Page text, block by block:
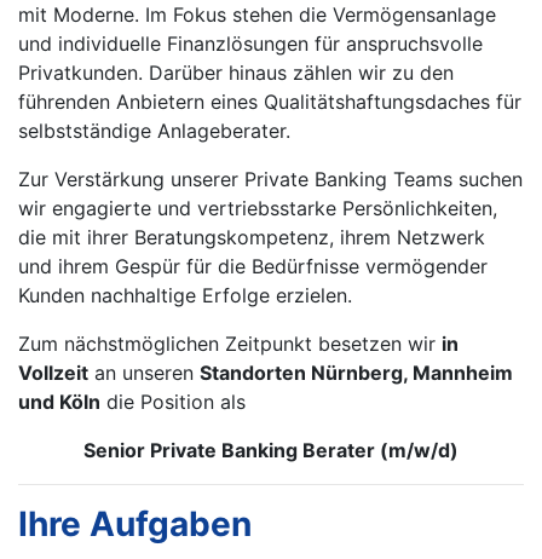
mit Moderne. Im Fokus stehen die Vermögensanlage
und individuelle Finanzlösungen für anspruchsvolle
Privatkunden. Darüber hinaus zählen wir zu den
führenden Anbietern eines Qualitätshaftungsdaches für
selbstständige Anlageberater.
Zur Verstärkung unserer Private Banking Teams suchen
wir engagierte und vertriebsstarke Persönlichkeiten,
die mit ihrer Beratungskompetenz, ihrem Netzwerk
und ihrem Gespür für die Bedürfnisse vermögender
Kunden nachhaltige Erfolge erzielen.
Zum nächstmöglichen Zeitpunkt besetzen wir in
Vollzeit an unseren Standorten Nürnberg, Mannheim
und Köln die Position als
Senior Private Banking Berater (m/w/d)
Ihre Aufgaben